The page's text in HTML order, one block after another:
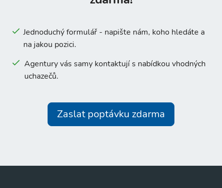
Jednoduchý formulář - napište nám, koho hledáte a
na jakou pozici.
Agentury vás samy kontaktují s nabídkou vhodných
uchazečů.
Zaslat poptávku zdarma